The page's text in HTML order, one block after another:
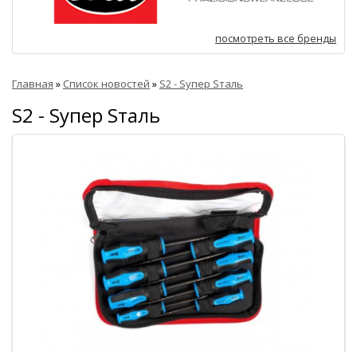
посмотреть все бренды
Главная » Список новостей » S2 - Sупер Sталь
S2 - Sупер Sталь